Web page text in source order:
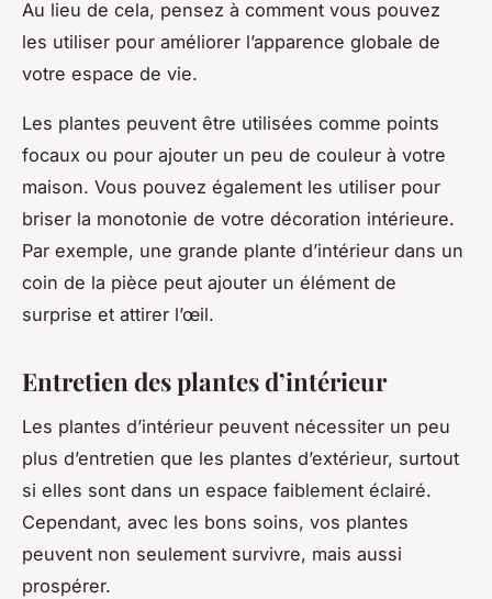
Au lieu de cela, pensez à comment vous pouvez
les utiliser pour améliorer l’apparence globale de
votre espace de vie.
Les plantes peuvent être utilisées comme points
focaux ou pour ajouter un peu de couleur à votre
maison. Vous pouvez également les utiliser pour
briser la monotonie de votre décoration intérieure.
Par exemple, une grande plante d’intérieur dans un
coin de la pièce peut ajouter un élément de
surprise et attirer l’œil.
Entretien des plantes d’intérieur
Les plantes d’intérieur peuvent nécessiter un peu
plus d’entretien que les plantes d’extérieur, surtout
si elles sont dans un espace faiblement éclairé.
Cependant, avec les bons soins, vos plantes
peuvent non seulement survivre, mais aussi
prospérer.